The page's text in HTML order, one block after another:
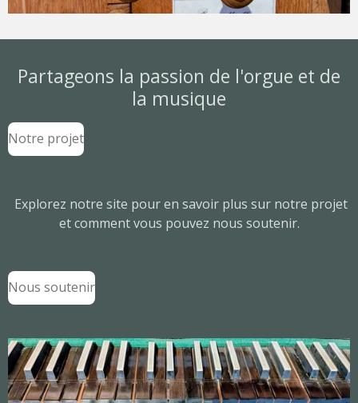
Partageons la passion de l'orgue et de
la musique
Notre projet
Explorez notre site pour en savoir plus sur notre projet
et comment vous pouvez nous soutenir.
Nous soutenir